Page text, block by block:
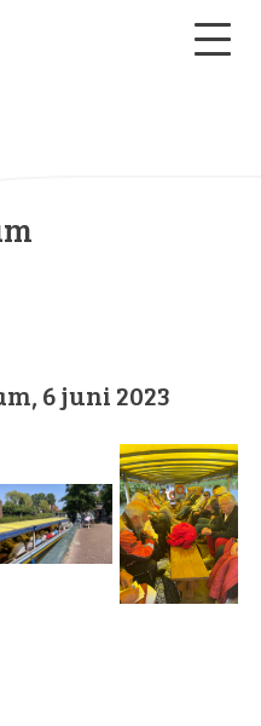
6 juni 2023